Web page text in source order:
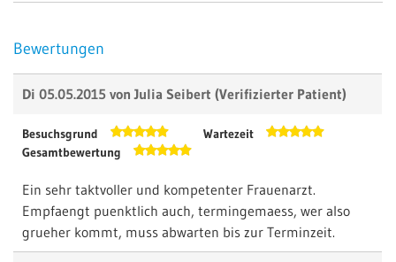
Bewertungen
Di 05.05.2015 vonJulia Seibert (Verifizierter Patient)
Besuchsgrund
Wartezeit
Gesamtbewertung
Ein sehr taktvoller und kompetenter Frauenarzt.
Empfaengt puenktlich auch, termingemaess, wer also
grueher kommt, muss abwarten bis zur Terminzeit.